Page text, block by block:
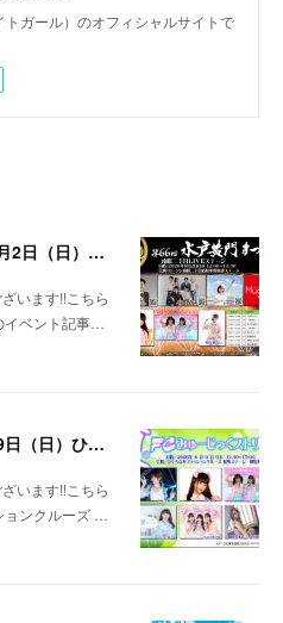
トガール）のオフィシャルサイトで
茨城遠征!!【無料イベント】8月2日（日）水戸黄門まつり
います!!こちら
イベント記事…
茨城遠征!!【無料ライブ】8月9日（日）ひたちなかファッションクルーズ 野外ステージ
います!!こちら
ョンクルーズ …